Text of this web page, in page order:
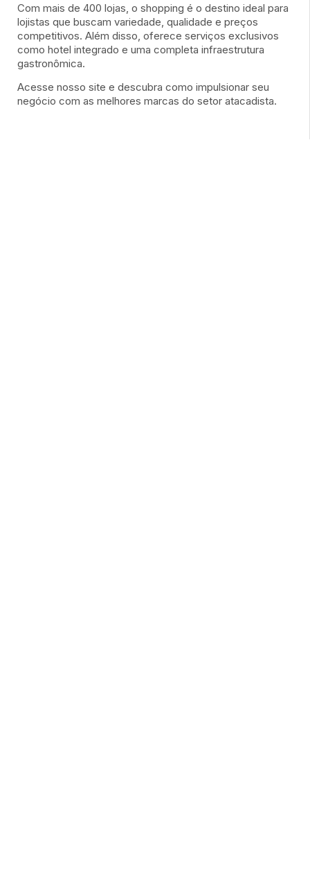
Com mais de 400 lojas, o shopping é o destino ideal para
lojistas que buscam variedade, qualidade e preços
competitivos. Além disso, oferece serviços exclusivos
como hotel integrado e uma completa infraestrutura
gastronômica.
Acesse nosso site e descubra como impulsionar seu
negócio com as melhores marcas do setor atacadista.